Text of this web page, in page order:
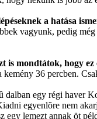
a hatása
vagyunk, pedig
mondtátok, hogy ez
36 percben.
egy régi haver
egyenlõre nem
lemezt annak öt